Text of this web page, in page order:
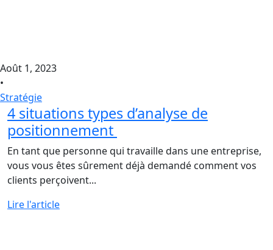
Août 1, 2023
•
Stratégie
4 situations types d’analyse de
positionnement
En tant que personne qui travaille dans une entreprise,
vous vous êtes sûrement déjà demandé comment vos
clients perçoivent...
Lire l'article